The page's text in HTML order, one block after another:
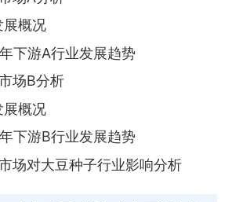
展概况
下游A行业发展趋势
场B分析
展概况
下游B行业发展趋势
场对大豆种子行业影响分析